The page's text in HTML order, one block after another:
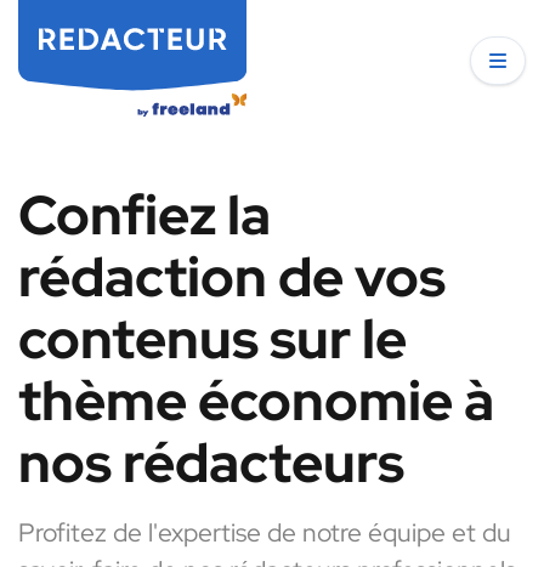
Confiez la
rédaction de vos
contenus sur le
thème économie à
nos rédacteurs
Profitez de l'expertise de notre équipe et du